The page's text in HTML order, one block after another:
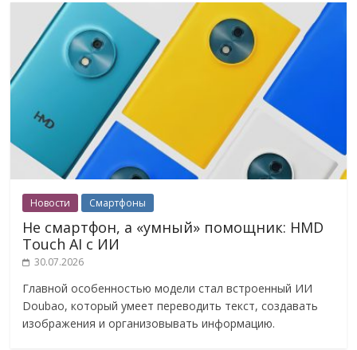
Новости Смартфоны
Не смартфон, а «умный» помощник: HMD
Touch AI с ИИ
30.07.2026
Главной особенностью модели стал встроенный ИИ
Doubao, который умеет переводить текст, создавать
изображения и организовывать информацию.